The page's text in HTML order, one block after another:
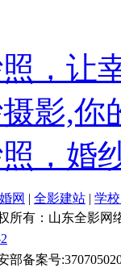
，让
影,你
，婚
网 | 全影建站 | 学
所有：山东全影网
部备案号